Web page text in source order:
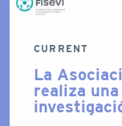
CURRENT
La
realiza